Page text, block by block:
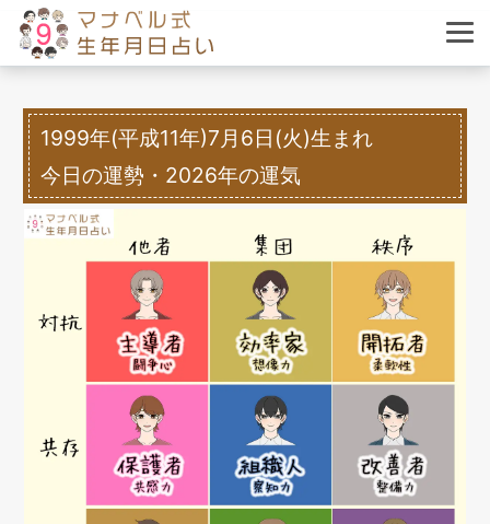
1999年(平成11年)7月6日(火)生まれ
今日の運勢・2026年の運気